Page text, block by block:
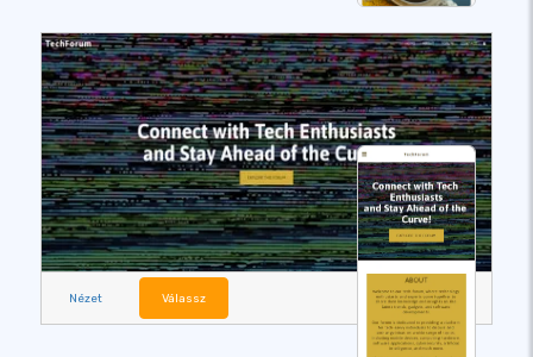
Nézet Válassz